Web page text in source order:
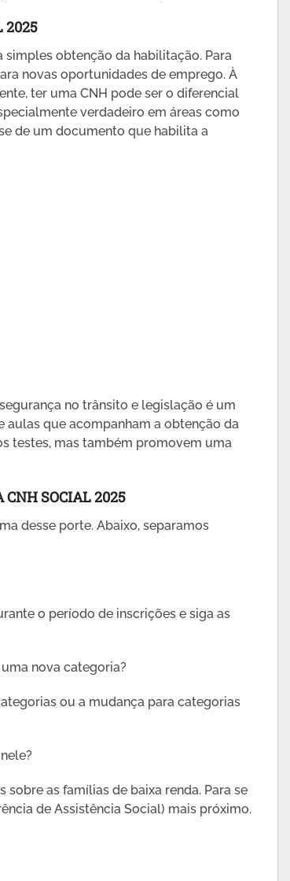
2025
obtenção da habilitação. Para
novas oportunidades de emprego. À
ter uma CNH pode ser o diferencial
verdadeiro em áreas como
de um documento que habilita a
no trânsito e legislação é um
aulas que acompanham a obtenção da
testes, mas também promovem uma
CNH SOCIAL 2025
desse porte. Abaixo, separamos
o período de inscrições e siga as
nova categoria?
ou a mudança para categorias
as famílias de baixa renda. Para se
de Assistência Social) mais próximo.